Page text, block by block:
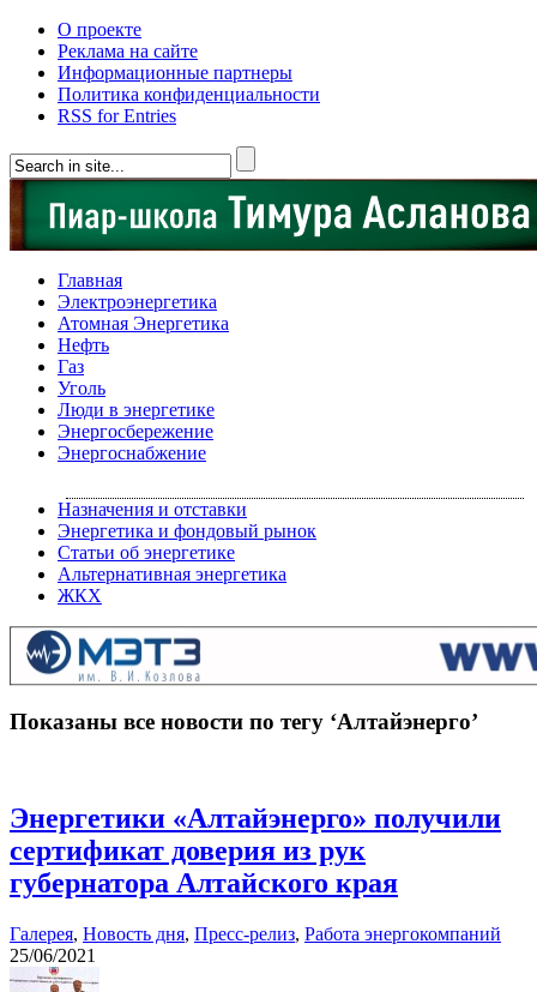
О проекте
Реклама на сайте
Информационные партнеры
Политика конфиденциальности
RSS for Entries
Главная
Электроэнергетика
Атомная Энергетика
Нефть
Газ
Уголь
Люди в энергетике
Энергосбережение
Энергоснабжение
Назначения и отставки
Энергетика и фондовый рынок
Статьи об энергетике
Альтернативная энергетика
ЖКХ
Показаны все новости по тегу ‘Алтайэнерго’
Энергетики «Алтайэнерго» получили
сертификат доверия из рук
губернатора Алтайского края
Галерея, Новость дня, Пресс-релиз, Работа энергокомпаний
25/06/2021